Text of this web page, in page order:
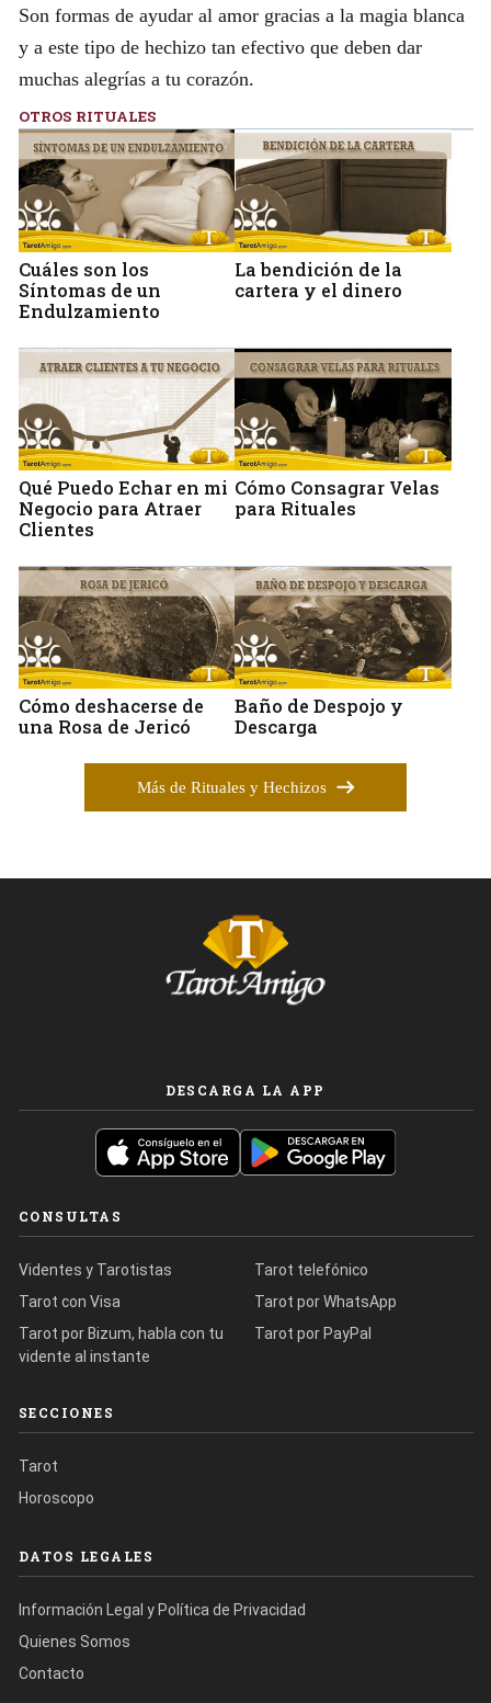
Son formas de ayudar al amor gracias a la magia blanca
y a este tipo de hechizo tan efectivo que deben dar
muchas alegrías a tu corazón.
OTROS RITUALES
Cuáles son los
Síntomas de un
Endulzamiento
La bendición de la
cartera y el dinero
Qué Puedo Echar en mi
Negocio para Atraer
Clientes
Cómo Consagrar Velas
para Rituales
Cómo deshacerse de
una Rosa de Jericó
Baño de Despojo y
Descarga
Más de Rituales y Hechizos
DESCARGA LA APP
CONSULTAS
Videntes y Tarotistas
Tarot con Visa
Tarot por Bizum, habla con tu
vidente al instante
Tarot telefónico
Tarot por WhatsApp
Tarot por PayPal
SECCIONES
Tarot
Horoscopo
DATOS LEGALES
Información Legal y Política de Privacidad
Quienes Somos
Contacto